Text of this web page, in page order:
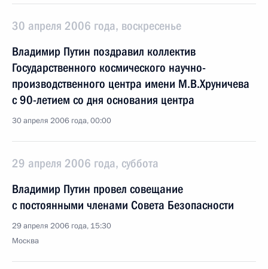
30 апреля 2006 года, воскресенье
Владимир Путин поздравил коллектив
Государственного космического научно-
производственного центра имени М.В.Хруничева
с 90-летием со дня основания центра
30 апреля 2006 года, 00:00
29 апреля 2006 года, суббота
Владимир Путин провел совещание
с постоянными членами Совета Безопасности
29 апреля 2006 года, 15:30
Москва